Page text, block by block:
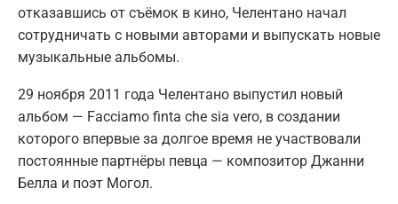
отказавшись от съёмок в кино, Челентано начал
сотрудничать с новыми авторами и выпускать новые
музыкальные альбомы.
29 ноября 2011 года Челентано выпустил новый
альбом — Facciamo finta che sia vero, в создании
которого впервые за долгое время не участвовали
постоянные партнёры певца — композитор Джанни
Белла и поэт Могол.